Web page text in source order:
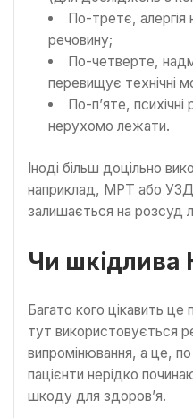
По-третє, алергія
речовину;
По-четверте,
перевищує технічні
По-п’яте,
нерухомо лежати.
Іноді більш доцільно
наприклад, МРТ або
залишається на розсуд
Чи шкідлива
Багато кого цікавить
тут використовується
випромінювання, а це, по
пацієнти нерідко
шкоду для здоров’я.